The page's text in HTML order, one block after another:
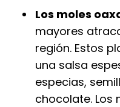
Los moles
mayores
región. Estos
una salsa
especias,
chocolate. Los